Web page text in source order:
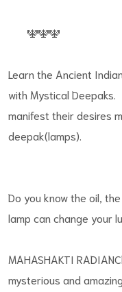
🕎🕎🕎
Learn the Ancient
with Mystical
manifest their desires
deepak(lamps).
Do you know the oil,
lamp can change your
MAHASHAKTI
mysterious and